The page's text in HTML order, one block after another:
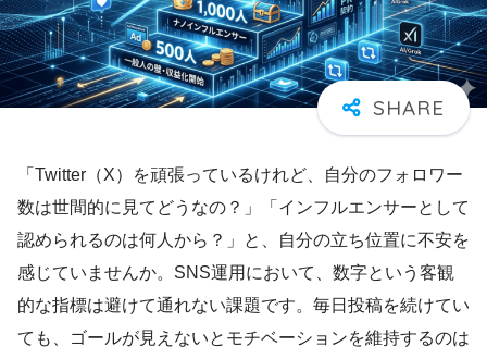
「Twitter（X）を頑張っているけれど、自分のフォロワー
数は世間的に見てどうなの？」「インフルエンサーとして
認められるのは何人から？」と、自分の立ち位置に不安を
感じていませんか。SNS運用において、数字という客観
的な指標は避けて通れない課題です。毎日投稿を続けてい
ても、ゴールが見えないとモチベーションを維持するのは